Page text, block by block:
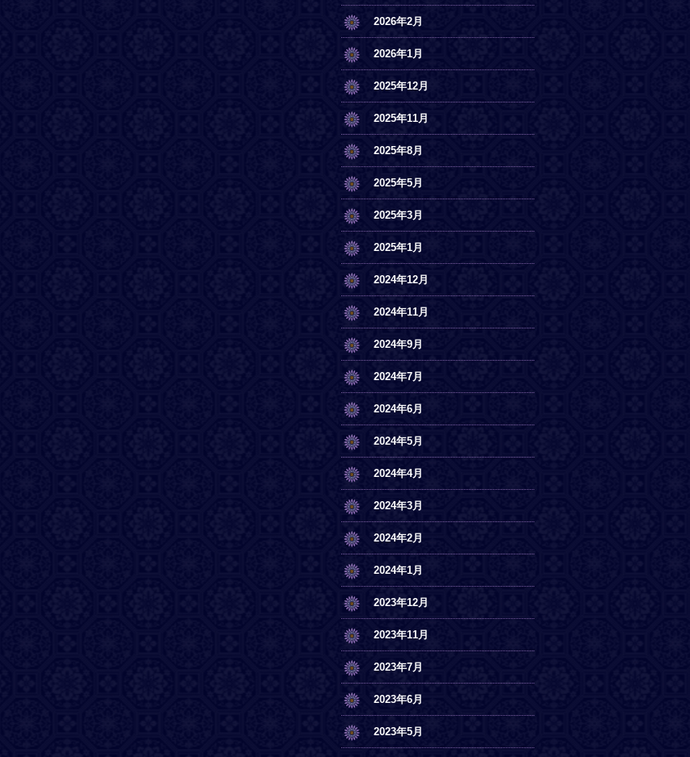
2026年2月
2026年1月
2025年12月
2025年11月
2025年8月
2025年5月
2025年3月
2025年1月
2024年12月
2024年11月
2024年9月
2024年7月
2024年6月
2024年5月
2024年4月
2024年3月
2024年2月
2024年1月
2023年12月
2023年11月
2023年7月
2023年6月
2023年5月